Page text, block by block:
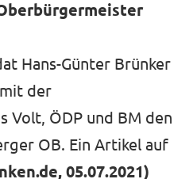
Hans-Günter Brünker
der
Volt, ÖDP und BM den
OB. Ein Artikel auf
05.07.2021)